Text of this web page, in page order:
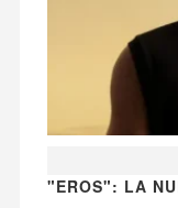
"EROS": LA